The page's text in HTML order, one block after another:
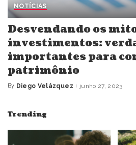
NOTÍCIAS
Desvendando os
investimentos:
importantes para
patrimônio
Posted
By Diego Velázquez junho 27, 2023
Trending